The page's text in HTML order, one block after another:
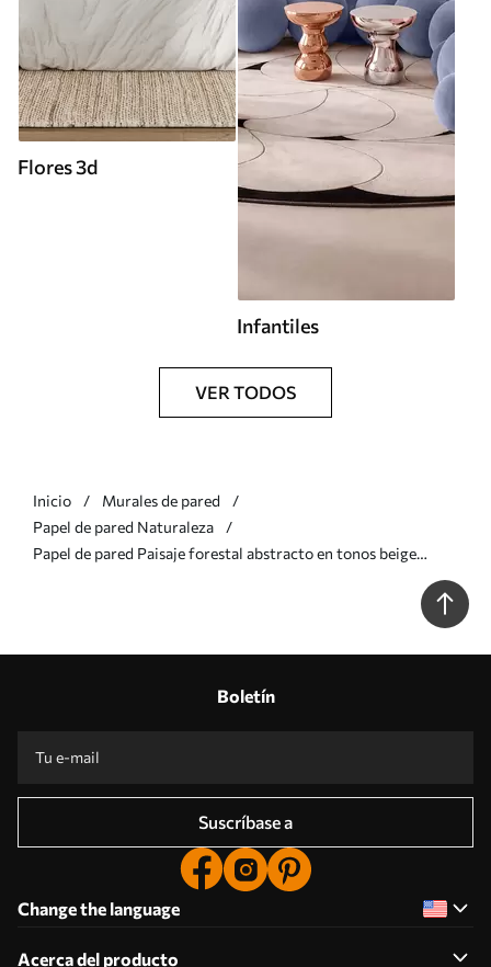
Flores 3d
Infantiles
VER TODOS
Inicio
Murales de pared
Papel de pared Naturaleza
Papel de pared Paisaje forestal abstracto en tonos beige
ahumados que transmite una sensación de profundidad Nr.
Boletín
Suscríbase a
Change the language
Acerca del producto